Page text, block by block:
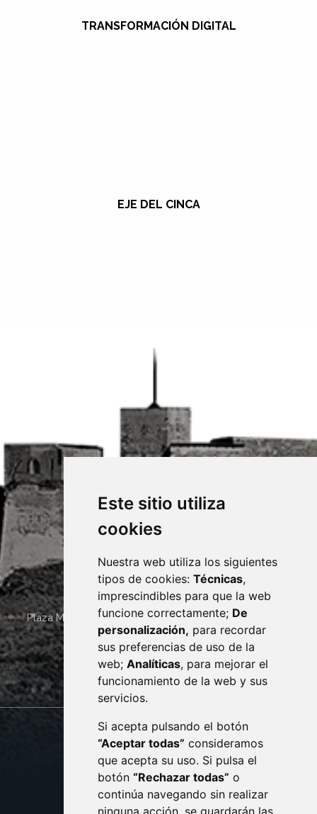
Este sitio utiliza
cookies
Nuestra web utiliza los siguientes
tipos de cookies: Técnicas,
imprescindibles para que la web
funcione correctamente; De
personalización, para recordar
sus preferencias de uso de la
web; Analíticas, para mejorar el
funcionamiento de la web y sus
servicios.
Si acepta pulsando el botón
“Aceptar todas” consideramos
que acepta su uso. Si pulsa el
botón “Rechazar todas” o
continúa navegando sin realizar
ninguna acción, se guardarán las
TRANSFORMACIÓN DIGITAL
EJE DEL CINCA
Plaza Mayor 4 22400 MONZÓN - ARAGÓN (ESPAÑA)
· (34) 974 400 700 ·
sac@monzon.es
monzon.es
CONTACTO
AVISO LEGAL
PROTECCIÓN DE DATOS
POLÍTICA DE COOKIES
ACCESIBILIDAD